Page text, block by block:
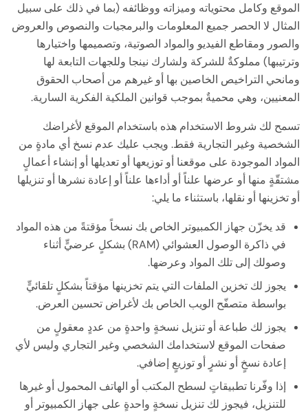
الموقع وكامل محتوياته وميزاته ووظائفه (بما في ذلك على سبيل
المثال لا الحصر جميع المعلومات والبرمجيات والنصوص والعروض
والصور ومقاطع الفيديو والمواد الصوتية، وتصميمها واختيارها
وترتيبها) مملوكةٌ للشركة ولشارك نينجا وللجهات التابعة لها
ومانحي التراخيص الخاصين بها أو غيرهم من أصحاب الحقوق
المعنيين، وهي محميةٌ بموجب قوانين الملكية الفكرية السارية.
تسمح لك شروط الاستخدام هذه باستخدام الموقع لأغراضك
الشخصية وغير التجارية فقط. ويجب عليك عدم نسخ أي مادةٍ من
المواد الموجودة على موقعنا أو توزيعها أو تعديلها أو إنشاء أعمالٍ
مشتقّةٍ منها أو عرضها علناً أو أداءها علناً أو إعادة نشرها أو تنزيلها
أو تخزينها أو نقلها، باستثناء ما يلي:
قد يخزّن جهاز الكمبيوتر الخاص بك نسخاً مؤقتةً من هذه المواد
في ذاكرة الوصول العشوائي (RAM) بشكلٍ عرضيٍّ أثناء
وصولك إلى تلك المواد وعرضها.
يجوز لك تخزين الملفات التي يتم تخزينها مؤقتاً بشكلٍ تلقائيٍّ
بواسطة متصفّح الويب الخاص بك لأغراض تحسين العرض.
يجوز لك طباعة أو تنزيل نسخةٍ واحدةٍ من عددٍ معقولٍ من
صفحات الموقع لاستخدامك الشخصي وغير التجاري وليس لأي
إعادة نسخٍ أو نشرٍ أو توزيعٍ إضافي.
إذا وفّرنا تطبيقاتٍ لسطح المكتب أو الهاتف المحمول أو غيرها
للتنزيل، فيجوز لك تنزيل نسخةٍ واحدةٍ على جهاز الكمبيوتر أو